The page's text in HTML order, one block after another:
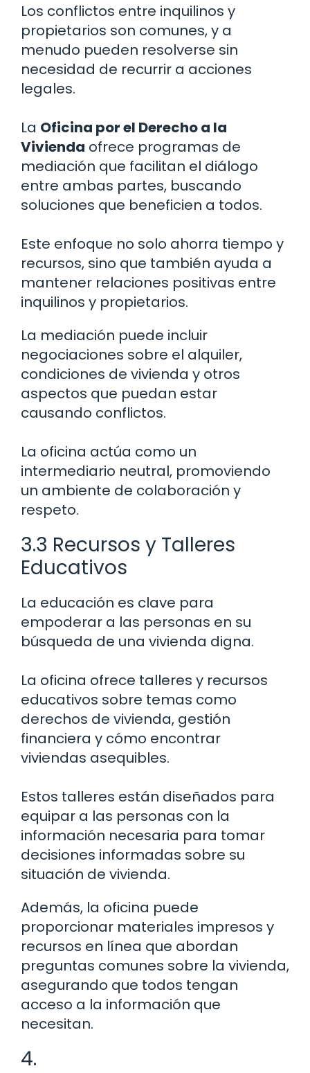
Los conflictos entre inquilinos y
propietarios son comunes, y a
menudo pueden resolverse sin
necesidad de recurrir a acciones
legales.
La Oficina por el Derecho a la
Vivienda ofrece programas de
mediación que facilitan el diálogo
entre ambas partes, buscando
soluciones que beneficien a todos.
Este enfoque no solo ahorra tiempo y
recursos, sino que también ayuda a
mantener relaciones positivas entre
inquilinos y propietarios.
La mediación puede incluir
negociaciones sobre el alquiler,
condiciones de vivienda y otros
aspectos que puedan estar
causando conflictos.
La oficina actúa como un
intermediario neutral, promoviendo
un ambiente de colaboración y
respeto.
3.3 Recursos y Talleres
Educativos
La educación es clave para
empoderar a las personas en su
búsqueda de una vivienda digna.
La oficina ofrece talleres y recursos
educativos sobre temas como
derechos de vivienda, gestión
financiera y cómo encontrar
viviendas asequibles.
Estos talleres están diseñados para
equipar a las personas con la
información necesaria para tomar
decisiones informadas sobre su
situación de vivienda.
Además, la oficina puede
proporcionar materiales impresos y
recursos en línea que abordan
preguntas comunes sobre la vivienda,
asegurando que todos tengan
acceso a la información que
necesitan.
4.